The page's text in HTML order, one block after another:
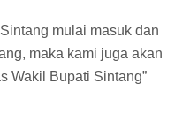
mulai masuk dan
maka kami juga akan
Wakil Bupati Sintang”